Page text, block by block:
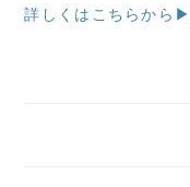
詳しくはこちらから▶